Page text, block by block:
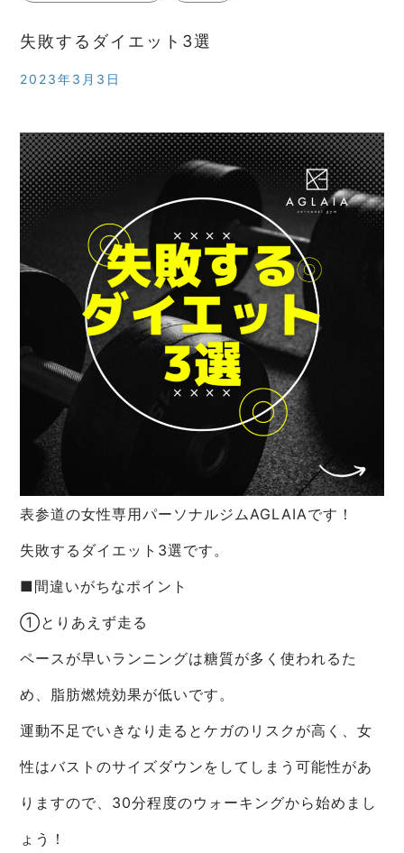
失敗するダイエット3選
2023年3月3日
表参道の女性専用パーソナルジムAGLAIAです！
失敗するダイエット3選です。
■間違いがちなポイント
①とりあえず走る
ペースが早いランニングは糖質が多く使われるた
め、脂肪燃焼効果が低いです。
運動不足でいきなり走るとケガのリスクが高く、女
性はバストのサイズダウンをしてしまう可能性があ
りますので、30分程度のウォーキングから始めまし
ょう！